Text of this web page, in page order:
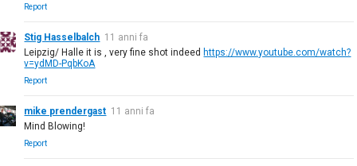
Report
Stig Hasselbalch 11 anni fa
Leipzig/ Halle it is , very fine shot indeed https://www.youtube.com/watch?
v=ydMD-PqbKoA
Report
mike prendergast 11 anni fa
Mind Blowing!
Report